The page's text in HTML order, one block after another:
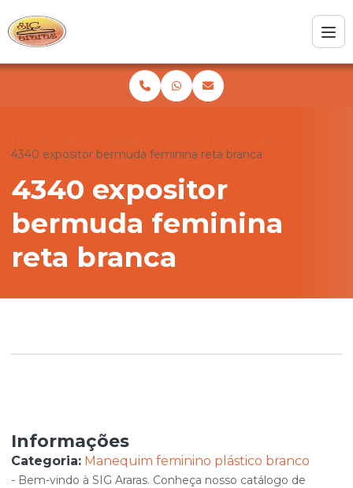
4340 expositor bermuda feminina reta branca
4340 expositor
bermuda feminina
reta branca
Informações
Categoria: Manequim feminino plástico branco
- Bem-vindo à SIG Araras. Conheça nosso catálogo de